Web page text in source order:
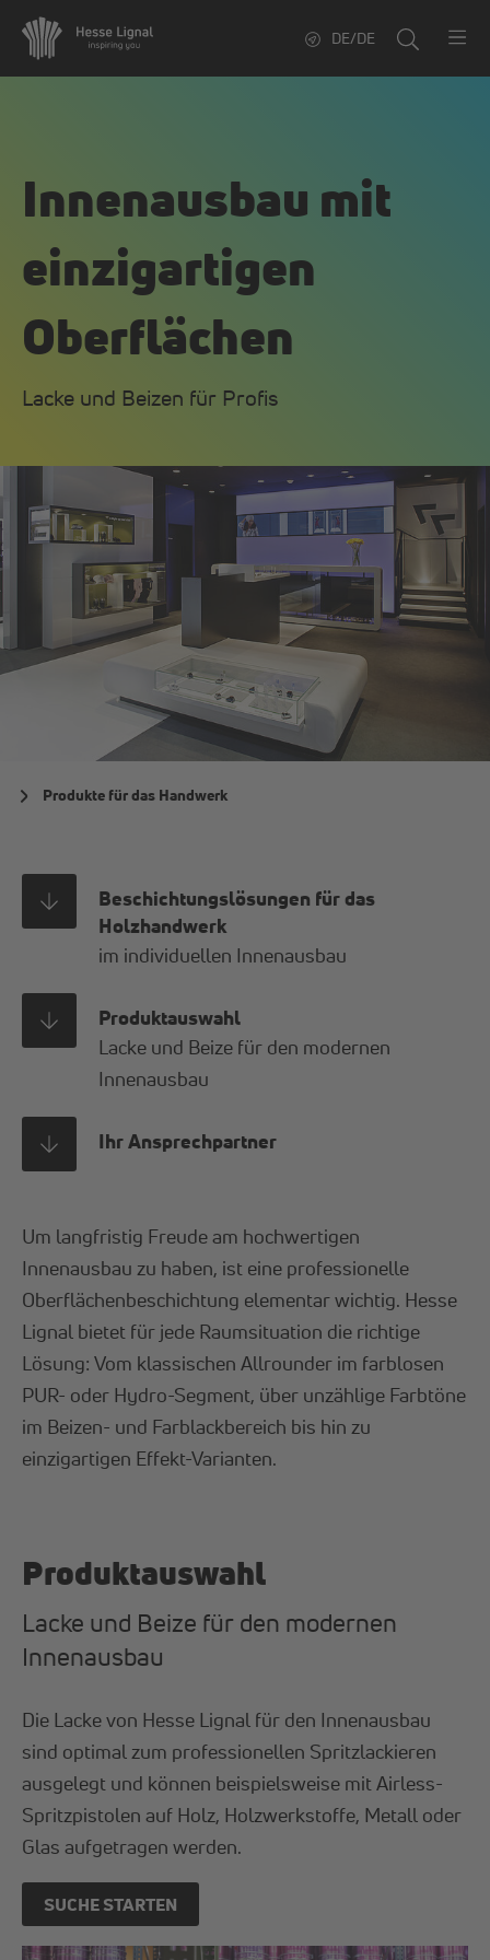
DE/DE
Innenausbau mit
einzigartigen
Oberflächen
Lacke und Beizen für Profis
Produkte für das Handwerk
Beschichtungslösungen für das
Holzhandwerk
im individuellen Innenausbau
Produktauswahl
Lacke und Beize für den modernen
Innenausbau
Ihr Ansprechpartner
Um langfristig Freude am hochwertigen
Innenausbau zu haben, ist eine professionelle
Oberflächenbeschichtung elementar wichtig. Hesse
Lignal bietet für jede Raumsituation die richtige
Lösung: Vom klassischen Allrounder im farblosen
PUR- oder Hydro-Segment, über unzählige Farbtöne
im Beizen- und Farblackbereich bis hin zu
einzigartigen Effekt-Varianten.
Produktauswahl
Lacke und Beize für den modernen
Innenausbau
Die Lacke von Hesse Lignal für den Innenausbau
sind optimal zum professionellen Spritzlackieren
ausgelegt und können beispielsweise mit Airless-
Spritzpistolen auf Holz, Holzwerkstoffe, Metall oder
Glas aufgetragen werden.
SUCHE STARTEN